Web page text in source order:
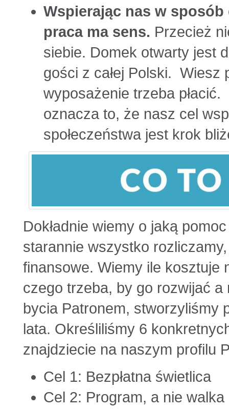
Wspierając nas w sposób
praca ma sens. Przecież
siebie. Domek otwarty jest
gości z całej Polski. Wiesz
wyposażenie trzeba
oznacza to, że nasz cel
społeczeństwa jest krok
Dokładnie wiemy o jaką
starannie wszystko
finansowe. Wiemy ile kosztuje
czego trzeba, by go rozwijać
bycia Patronem, stworzyliśmy
lata. Określiliśmy 6
znajdziecie na naszym profilu
Cel 1: Bezpłatna świetlica
Cel 2: Program, a nie walka